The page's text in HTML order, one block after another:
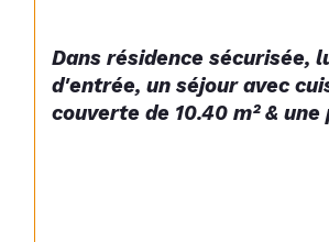
Dans résidence sécurisée,
d'entrée, un séjour avec
couverte de